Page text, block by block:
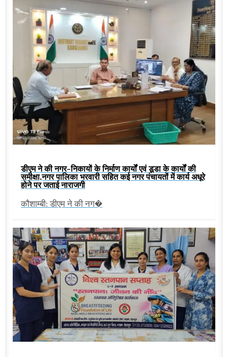
डीएम ने की नगर-निकायों के निर्माण कार्यों एवं डूडा के कार्यों की
समीक्षा,नगर पालिका भरवारी सहित कई नगर पंचायतों में कार्य अधूरे
होने पर जताई नाराजगी
कौशाम्बी: डीएम ने की नग�